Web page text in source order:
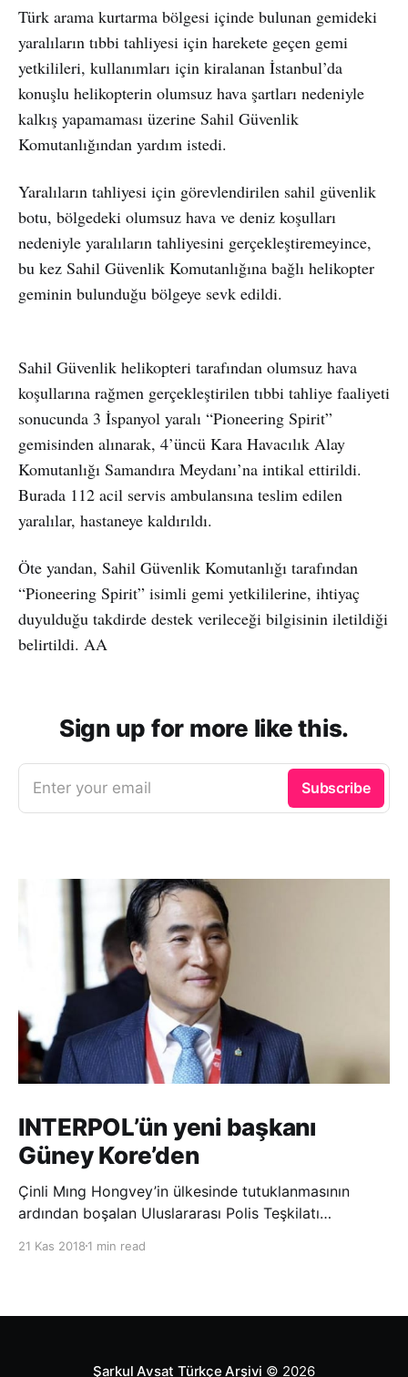
Türk arama kurtarma bölgesi içinde bulunan gemideki
yaralıların tıbbi tahliyesi için harekete geçen gemi
yetkilileri, kullanımları için kiralanan İstanbul’da
konuşlu helikopterin olumsuz hava şartları nedeniyle
kalkış yapamaması üzerine Sahil Güvenlik
Komutanlığından yardım istedi.
Yaralıların tahliyesi için görevlendirilen sahil güvenlik
botu, bölgedeki olumsuz hava ve deniz koşulları
nedeniyle yaralıların tahliyesini gerçekleştiremeyince,
bu kez Sahil Güvenlik Komutanlığına bağlı helikopter
geminin bulunduğu bölgeye sevk edildi.
Sahil Güvenlik helikopteri tarafından olumsuz hava
koşullarına rağmen gerçekleştirilen tıbbi tahliye faaliyeti
sonucunda 3 İspanyol yaralı “Pioneering Spirit”
gemisinden alınarak, 4’üncü Kara Havacılık Alay
Komutanlığı Samandıra Meydanı’na intikal ettirildi.
Burada 112 acil servis ambulansına teslim edilen
yaralılar, hastaneye kaldırıldı.
Öte yandan, Sahil Güvenlik Komutanlığı tarafından
“Pioneering Spirit” isimli gemi yetkililerine, ihtiyaç
duyulduğu takdirde destek verileceği bilgisinin iletildiği
belirtildi. AA
Sign up for more like this.
Enter your email Subscribe
INTERPOL’ün yeni başkanı
Güney Kore’den
Çinli Mıng Hongvey’in ülkesinde tutuklanmasının
ardından boşalan Uluslararası Polis Teşkilatı
seçildi. INTERPOL Genel Kurulu’nun Dubai’deki
21 Kas 2018 1 min read
Şarkul Avsat Türkçe Arşivi © 2026